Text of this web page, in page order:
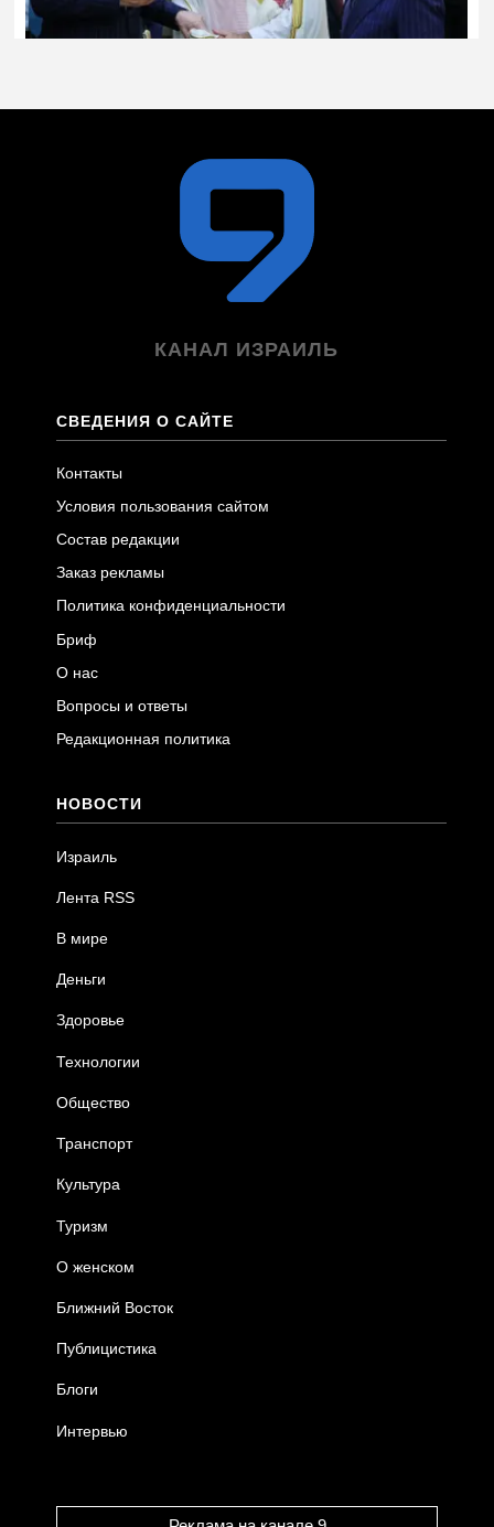
КАНАЛ ИЗРАИЛЬ
СВЕДЕНИЯ О САЙТЕ
Контакты
Условия пользования сайтом
Состав редакции
Заказ рекламы
Политика конфиденциальности
Бриф
О нас
Вопросы и ответы
Редакционная политика
НОВОСТИ
Израиль
Лента RSS
В мире
Деньги
Здоровье
Технологии
Общество
Транспорт
Культура
Туризм
О женском
Ближний Восток
Публицистика
Блоги
Интервью